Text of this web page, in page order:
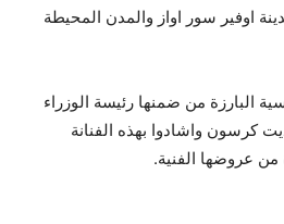
اوفير سور اواز والمدن المحيطة
البارزة من ضمنها رئيسة الوزراء
كرسون واشادوا بهذه الفنانة
عروضها الفنية.